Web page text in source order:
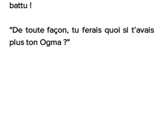
battu !
“De toute façon, tu ferais quoi si t’avais
plus ton Ogma ?”